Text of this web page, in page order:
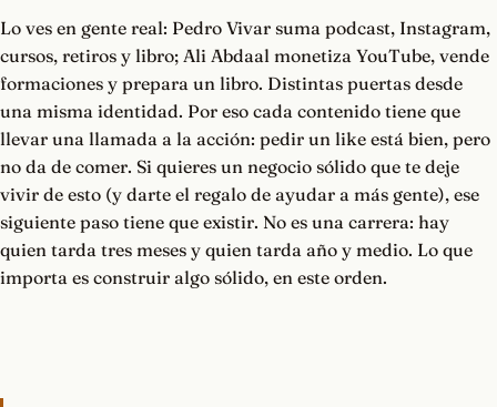
Lo ves en gente real: Pedro Vivar suma podcast, Instagram,
cursos, retiros y libro; Ali Abdaal monetiza YouTube, vende
formaciones y prepara un libro. Distintas puertas desde
una misma identidad. Por eso cada contenido tiene que
llevar una llamada a la acción: pedir un like está bien, pero
no da de comer. Si quieres un negocio sólido que te deje
vivir de esto (y darte el regalo de ayudar a más gente), ese
siguiente paso tiene que existir. No es una carrera: hay
quien tarda tres meses y quien tarda año y medio. Lo que
importa es construir algo sólido, en este orden.